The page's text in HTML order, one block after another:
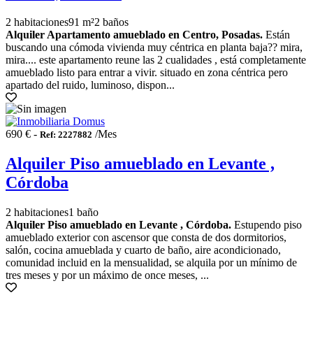
2 habitaciones91 m²2 baños
Alquiler Apartamento amueblado en Centro, Posadas. Están
buscando una cómoda vivienda muy céntrica en planta baja?? mira,
mira.... este apartamento reune las 2 cualidades , está completamente
amueblado listo para entrar a vivir. situado en zona céntrica pero
apartado del ruido, luminoso, dispon...
690 € - Ref: 2227882 /Mes
Alquiler Piso amueblado en Levante ,
Córdoba
2 habitaciones1 baño
Alquiler Piso amueblado en Levante , Córdoba. Estupendo piso
amueblado exterior con ascensor que consta de dos dormitorios,
salón, cocina amueblada y cuarto de baño, aire acondicionado,
comunidad incluid en la mensualidad, se alquila por un mínimo de
tres meses y por un máximo de once meses, ...